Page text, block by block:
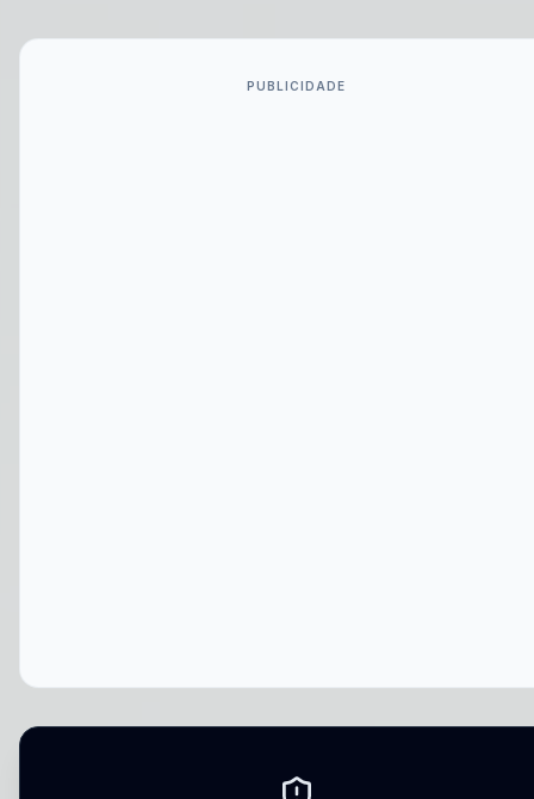
PUBLICIDADE